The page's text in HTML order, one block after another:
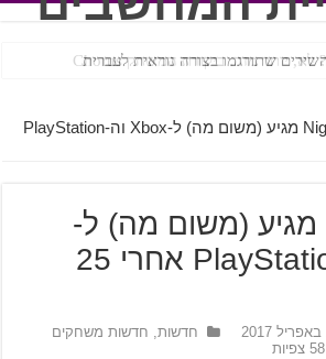
Night Trap מגיע (משום מה) ל-Xbox וה-PlayStation
Night Trap מגיע (משום מה) ל-
Xbox וה-PlayStation אחרי 25
חדשות, חדשות משחקים
58 צפיות